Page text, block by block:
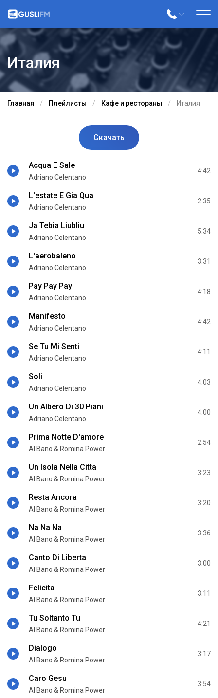
Италия
Главная Плейлисты Кафе и рестораны Италия
Скачать
Acqua E Sale
Adriano Celentano
4:42
L'estate E Giа Qua
Adriano Celentano
2:35
Ja Tebia Liubliu
Adriano Celentano
5:34
L'aerobaleno
Adriano Celentano
3:31
Pay Pay Pay
Adriano Celentano
4:18
Manifesto
Adriano Celentano
4:42
Se Tu Mi Senti
Adriano Celentano
4:11
Soli
Adriano Celentano
4:03
Un Albero Di 30 Piani
Adriano Celentano
4:00
Prima Notte D'amore
Al Bano & Romina Power
2:54
Un Isola Nella Cittа
Al Bano & Romina Power
3:23
Resta Ancora
Al Bano & Romina Power
3:20
Na Na Na
Al Bano & Romina Power
3:36
Canto Di Libertа
Al Bano & Romina Power
3:00
Felicita
Al Bano & Romina Power
3:11
Tu Soltanto Tu
Al Bano & Romina Power
4:21
Dialogo
Al Bano & Romina Power
3:17
Caro Gesu
Al Bano & Romina Power
3:54